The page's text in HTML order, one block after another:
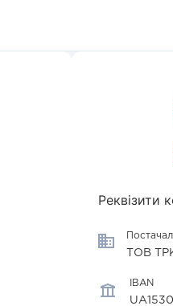
Реквізити
ТОВ
IBAN